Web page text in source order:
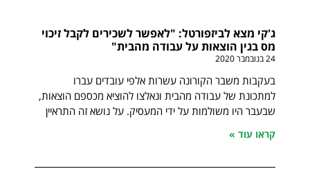
ג'קי מצא לביזפורטל: "לאפשר לשכירים לקבל זיכוי
מס בגין הוצאות על עבודה מהבית"
24 בנובמבר 2020
בעקבות משבר הקורונה עשרות אלפי עובדים עברו
למתכונת של עבודה מהבית ונאלצו להוציא מכספם הוצאות,
שבעבר היו משולמות על ידי המעסיק. על נושא זה התראיין
קראו עוד »